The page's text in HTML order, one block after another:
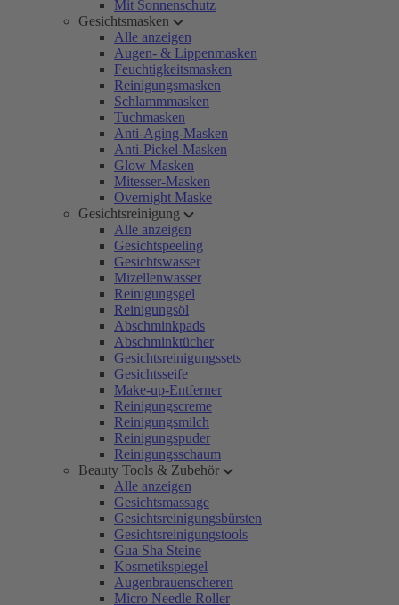
Mit Sonnenschutz
Gesichtsmasken
Alle anzeigen
Augen- & Lippenmasken
Feuchtigkeitsmasken
Reinigungsmasken
Schlammmasken
Tuchmasken
Anti-Aging-Masken
Anti-Pickel-Masken
Glow Masken
Mitesser-Masken
Overnight Maske
Gesichtsreinigung
Alle anzeigen
Gesichtspeeling
Gesichtswasser
Mizellenwasser
Reinigungsgel
Reinigungsöl
Abschminkpads
Abschminktücher
Gesichtsreinigungssets
Gesichtsseife
Make-up-Entferner
Reinigungscreme
Reinigungsmilch
Reinigungspuder
Reinigungsschaum
Beauty Tools & Zubehör
Alle anzeigen
Gesichtsmassage
Gesichtsreinigungsbürsten
Gesichtsreinigungstools
Gua Sha Steine
Kosmetikspiegel
Augenbrauenscheren
Micro Needle Roller